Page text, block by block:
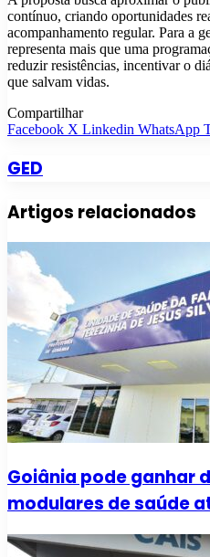
contínuo, criando oportunidades
acompanhamento regular. Para a
representa mais que uma
reduzir resistências, incentivar o
que salvam vidas.
Compartilhar
Facebook X Linkedin WhatsApp
GED
Artigos relacionados
Goiânia pode ganhar
modulares de saúde